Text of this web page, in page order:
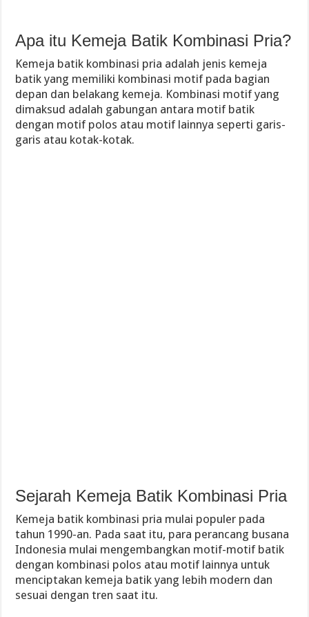
Apa itu Kemeja Batik Kombinasi Pria?
Kemeja batik kombinasi pria adalah jenis kemeja
batik yang memiliki kombinasi motif pada bagian
depan dan belakang kemeja. Kombinasi motif yang
dimaksud adalah gabungan antara motif batik
dengan motif polos atau motif lainnya seperti garis-
garis atau kotak-kotak.
Sejarah Kemeja Batik Kombinasi Pria
Kemeja batik kombinasi pria mulai populer pada
tahun 1990-an. Pada saat itu, para perancang busana
Indonesia mulai mengembangkan motif-motif batik
dengan kombinasi polos atau motif lainnya untuk
menciptakan kemeja batik yang lebih modern dan
sesuai dengan tren saat itu.